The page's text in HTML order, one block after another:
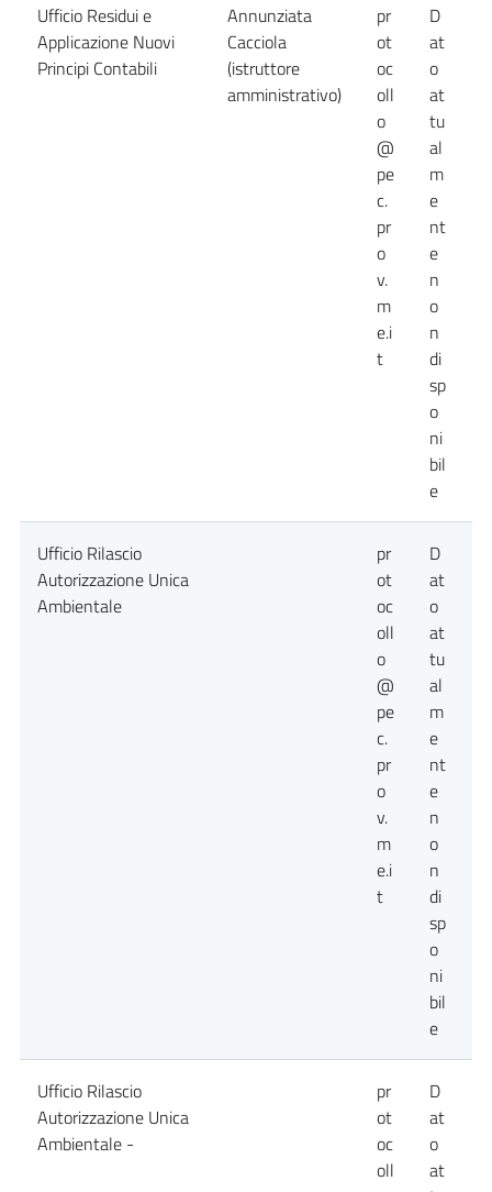
Ufficio Residui e
Applicazione Nuovi
Principi Contabili
Annunziata
Cacciola
(istruttore
amministrativo)
pr
ot
oc
oll
o
@
pe
c.
pr
o
v.
m
e.i
t
D
at
o
at
tu
al
m
e
nt
e
n
o
n
di
sp
o
ni
bil
e
Ufficio Rilascio
Autorizzazione Unica
Ambientale
pr
ot
oc
oll
o
@
pe
c.
pr
o
v.
m
e.i
t
D
at
o
at
tu
al
m
e
nt
e
n
o
n
di
sp
o
ni
bil
e
Ufficio Rilascio
Autorizzazione Unica
Ambientale -
pr
ot
oc
oll
D
at
o
at